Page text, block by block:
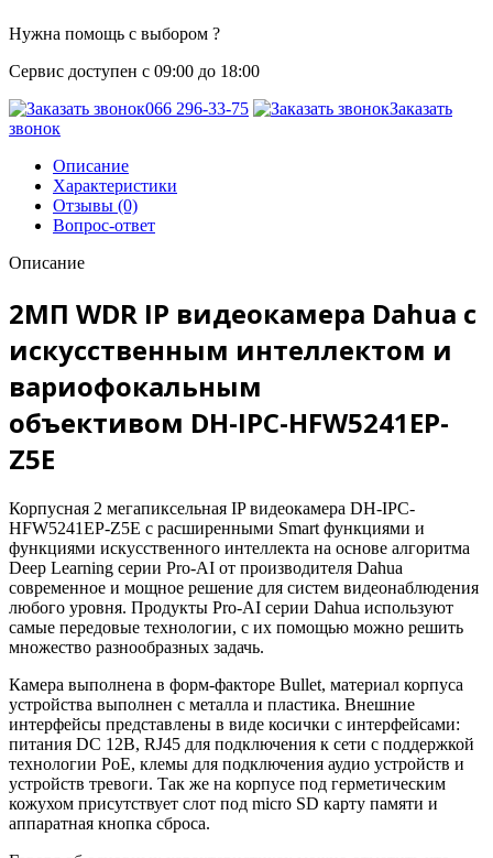
Нужна помощь с выбором ?
Сервис доступен с 09:00 до 18:00
066 296-33-75
Заказать
звонок
Описание
Характеристики
Отзывы (0)
Вопрос-ответ
Описание
2МП WDR IP видеокамера Dahua c
искусственным интеллектом и
вариофокальным
объективом DH-IPC-HFW5241EP-
Z5E
Корпусная 2 мегапиксельная IP видеокамера DH-IPC-
HFW5241EP-Z5E с расширенными Smart функциями и
функциями искусственного интеллекта на основе алгоритма
Deep Learning серии Pro-AI от производителя Dahua
современное и мощное решение для систем видеонаблюдения
любого уровня. Продукты Pro-AI серии Dahua используют
самые передовые технологии, c их помощью можно решить
множество разнообразных задачь.
Камера выполнена в форм-факторе Bullet, материал корпуса
устройства выполнен с металла и пластика. Внешние
интерфейсы представлены в виде косички с интерфейсами:
питания DC 12В, RJ45 для подключения к сети с поддержкой
технологии PoE, клемы для подключения аудио устройств и
устройств тревоги. Так же на корпусе под герметическим
кожухом присутствует слот под micro SD карту памяти и
аппаратная кнопка сброса.